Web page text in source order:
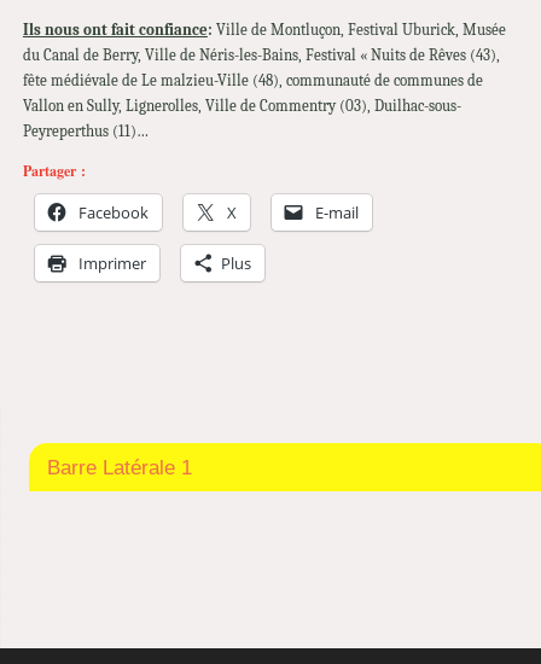
Ils nous ont fait confiance: Ville de Montluçon, Festival Uburick, Musée
du Canal de Berry, Ville de Néris-les-Bains, Festival « Nuits de Rêves (43),
fête médiévale de Le malzieu-Ville (48), communauté de communes de
Vallon en Sully, Lignerolles, Ville de Commentry (03), Duilhac-sous-
Peyreperthus (11)…
Partager :
Facebook X E-mail
Imprimer Plus
Barre Latérale 1